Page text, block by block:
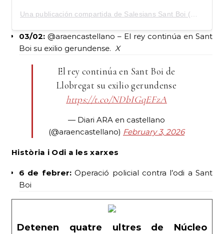
03/02: @araencastellano – El rey continúa en Sant
Boi su exilio gerundense. X
El rey continúa en Sant Boi de
Llobregat su exilio gerundense
https://t.co/NDbIGqEFzA
— Diari ARA en castellano
(@araencastellano) February 3, 2026
Història i Odi a les xarxes
6 de febrer:Operació policial contra l’odi a Sant
Boi
Detenen quatre ultres de Núcleo